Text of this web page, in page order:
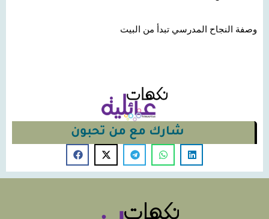
وصفة النجاح المدرسي تبدأ من البيت
شارك مع من تحبون